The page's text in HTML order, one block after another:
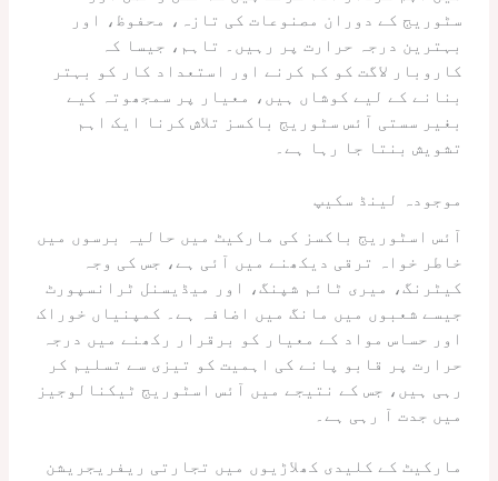
سٹوریج کے دوران مصنوعات کی تازہ، محفوظ، اور
بہترین درجہ حرارت پر رہیں۔ تاہم، جیسا کہ
کاروبار لاگت کو کم کرنے اور استعداد کار کو بہتر
بنانے کے لیے کوشاں ہیں، معیار پر سمجھوتہ کیے
بغیر سستی آئس سٹوریج باکسز تلاش کرنا ایک اہم
تشویش بنتا جا رہا ہے۔
موجودہ لینڈ سکیپ
آئس اسٹوریج باکسز کی مارکیٹ میں حالیہ برسوں میں
خاطر خواہ ترقی دیکھنے میں آئی ہے، جس کی وجہ
کیٹرنگ، میری ٹائم شپنگ، اور میڈیسنل ٹرانسپورٹ
جیسے شعبوں میں مانگ میں اضافہ ہے۔ کمپنیاں خوراک
اور حساس مواد کے معیار کو برقرار رکھنے میں درجہ
حرارت پر قابو پانے کی اہمیت کو تیزی سے تسلیم کر
رہی ہیں، جس کے نتیجے میں آئس اسٹوریج ٹیکنالوجیز
میں جدت آ رہی ہے۔
مارکیٹ کے کلیدی کھلاڑیوں میں تجارتی ریفریجریشن